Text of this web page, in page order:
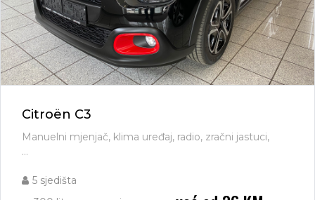
Citroën C3
Manuelni mjenjač, klima uređaj, radio, zračni jastuci,
...
5 sjedišta